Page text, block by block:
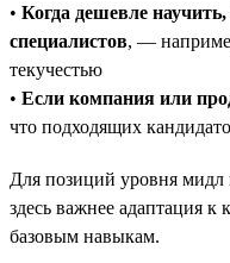
• Когда дешевле
специалистов, —
текучестью
• Если компания или
что подходящих
Для позиций уровня мидл
здесь важнее адаптация к
базовым навыкам.